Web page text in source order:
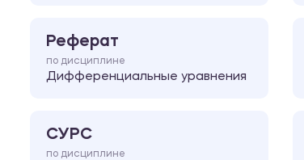
Реферат
по дисциплине
Дифференциальные уравнения
СУРС
по дисциплине